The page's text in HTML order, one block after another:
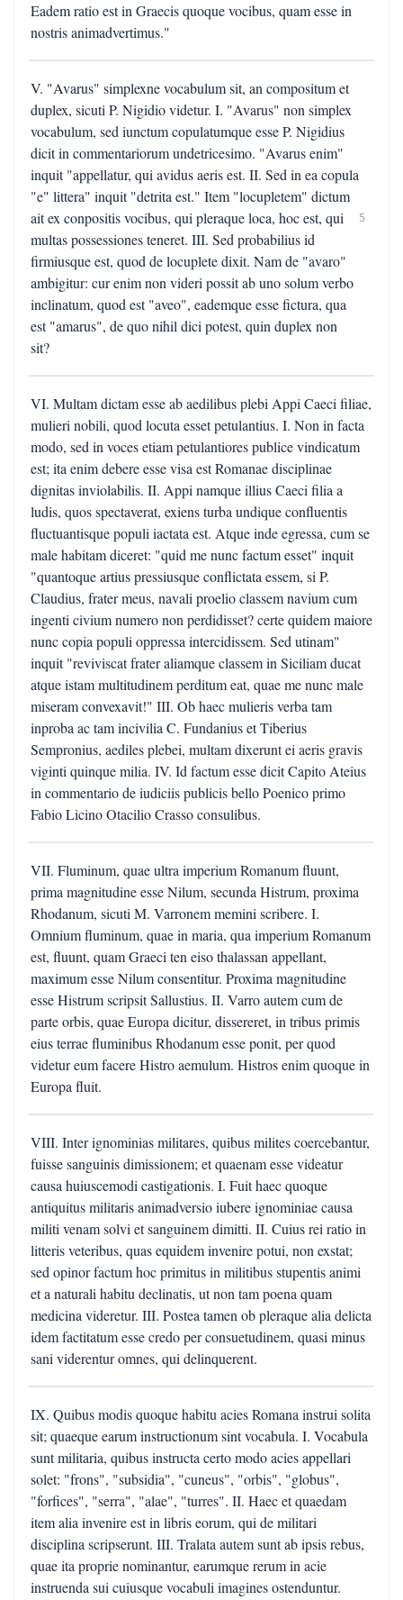
Eadem ratio est in Graecis quoque vocibus, quam esse in
nostris animadvertimus."
V. "Avarus" simplexne vocabulum sit, an compositum et
duplex, sicuti P. Nigidio videtur. I. "Avarus" non simplex
vocabulum, sed iunctum copulatumque esse P. Nigidius
dicit in commentariorum undetricesimo. "Avarus enim"
inquit "appellatur, qui avidus aeris est. II. Sed in ea copula
"e" littera" inquit "detrita est." Item "locupletem" dictum
ait ex conpositis vocibus, qui pleraque loca, hoc est, qui
multas possessiones teneret. III. Sed probabilius id
firmiusque est, quod de locuplete dixit. Nam de "avaro"
ambigitur: cur enim non videri possit ab uno solum verbo
inclinatum, quod est "aveo", eademque esse fictura, qua
est "amarus", de quo nihil dici potest, quin duplex non
sit?
5
VI. Multam dictam esse ab aedilibus plebi Appi Caeci filiae,
mulieri nobili, quod locuta esset petulantius. I. Non in facta
modo, sed in voces etiam petulantiores publice vindicatum
est; ita enim debere esse visa est Romanae disciplinae
dignitas inviolabilis. II. Appi namque illius Caeci filia a
ludis, quos spectaverat, exiens turba undique confluentis
fluctuantisque populi iactata est. Atque inde egressa, cum se
male habitam diceret: "quid me nunc factum esset" inquit
"quantoque artius pressiusque conflictata essem, si P.
Claudius, frater meus, navali proelio classem navium cum
ingenti civium numero non perdidisset? certe quidem maiore
nunc copia populi oppressa intercidissem. Sed utinam"
inquit "reviviscat frater aliamque classem in Siciliam ducat
atque istam multitudinem perditum eat, quae me nunc male
miseram convexavit!" III. Ob haec mulieris verba tam
inproba ac tam incivilia C. Fundanius et Tiberius
Sempronius, aediles plebei, multam dixerunt ei aeris gravis
viginti quinque milia. IV. Id factum esse dicit Capito Ateius
in commentario de iudiciis publicis bello Poenico primo
Fabio Licino Otacilio Crasso consulibus.
VII. Fluminum, quae ultra imperium Romanum fluunt,
prima magnitudine esse Nilum, secunda Histrum, proxima
Rhodanum, sicuti M. Varronem memini scribere. I.
Omnium fluminum, quae in maria, qua imperium Romanum
est, fluunt, quam Graeci ten eiso thalassan appellant,
maximum esse Nilum consentitur. Proxima magnitudine
esse Histrum scripsit Sallustius. II. Varro autem cum de
parte orbis, quae Europa dicitur, dissereret, in tribus primis
eius terrae fluminibus Rhodanum esse ponit, per quod
videtur eum facere Histro aemulum. Histros enim quoque in
Europa fluit.
VIII. Inter ignominias militares, quibus milites coercebantur,
fuisse sanguinis dimissionem; et quaenam esse videatur
causa huiuscemodi castigationis. I. Fuit haec quoque
antiquitus militaris animadversio iubere ignominiae causa
militi venam solvi et sanguinem dimitti. II. Cuius rei ratio in
litteris veteribus, quas equidem invenire potui, non exstat;
sed opinor factum hoc primitus in militibus stupentis animi
et a naturali habitu declinatis, ut non tam poena quam
medicina videretur. III. Postea tamen ob pleraque alia delicta
idem factitatum esse credo per consuetudinem, quasi minus
sani viderentur omnes, qui delinquerent.
IX. Quibus modis quoque habitu acies Romana instrui solita
sit; quaeque earum instructionum sint vocabula. I. Vocabula
sunt militaria, quibus instructa certo modo acies appellari
solet: "frons", "subsidia", "cuneus", "orbis", "globus",
"forfices", "serra", "alae", "turres". II. Haec et quaedam
item alia invenire est in libris eorum, qui de militari
disciplina scripserunt. III. Tralata autem sunt ab ipsis rebus,
quae ita proprie nominantur, earumque rerum in acie
instruenda sui cuiusque vocabuli imagines ostenduntur.